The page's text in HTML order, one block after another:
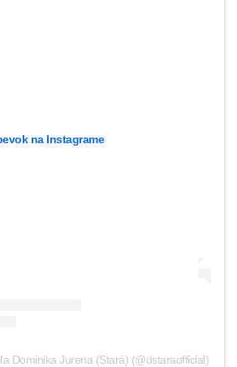
na Instagrame
Dominika Jurena (Stará) (@dstaraofficial)